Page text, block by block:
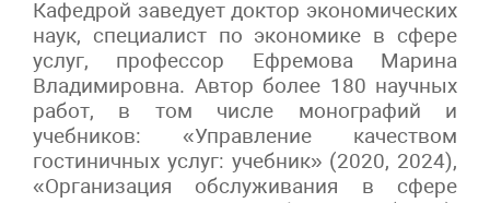
Кафедрой заведует доктор экономических
наук, специалист по экономике в сфере
услуг, профессор Ефремова Марина
Владимировна. Автор более 180 научных
работ, в том числе монографий и
учебников: «Управление качеством
гостиничных услуг: учебник» (2020, 2024),
«Организация обслуживания в сфере